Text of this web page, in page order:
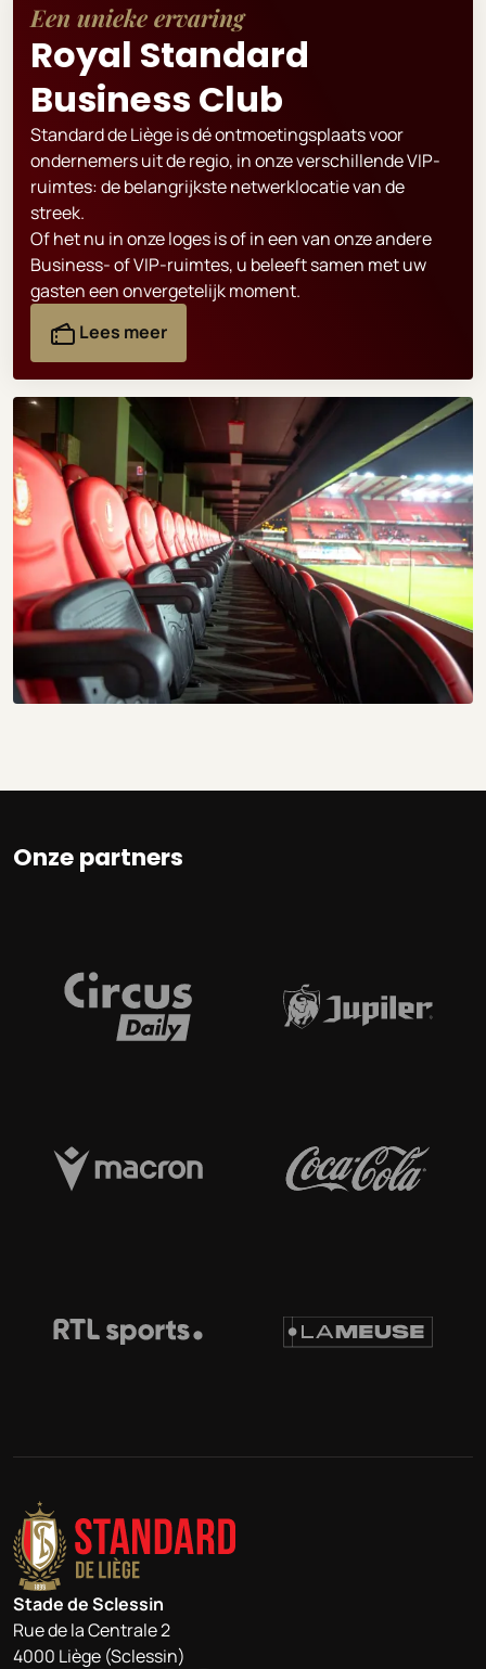
Een unieke ervaring
Royal Standard
Business Club
Standard de Liège is dé ontmoetingsplaats voor
ondernemers uit de regio, in onze verschillende VIP-
ruimtes: de belangrijkste netwerklocatie van de
streek.
Of het nu in onze loges is of in een van onze andere
Business- of VIP-ruimtes, u beleeft samen met uw
gasten een onvergetelijk moment.
Lees meer
Onze partners
Stade de Sclessin
Rue de la Centrale 2
4000 Liège (Sclessin)